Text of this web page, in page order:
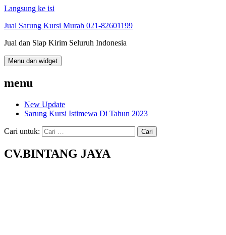
Langsung ke isi
Jual Sarung Kursi Murah 021-82601199
Jual dan Siap Kirim Seluruh Indonesia
Menu dan widget
menu
New Update
Sarung Kursi Istimewa Di Tahun 2023
Cari untuk:
CV.BINTANG JAYA